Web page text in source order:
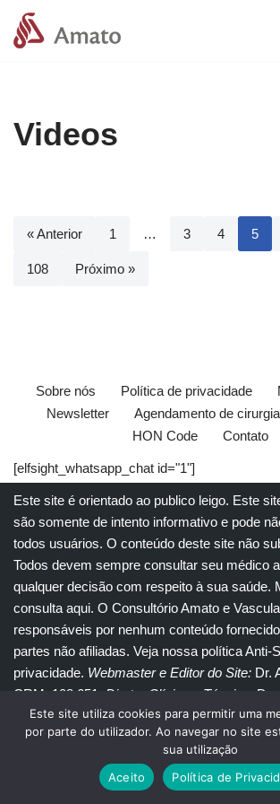
Pular
Videos
« Anterior 1 … 3 4 5
108 Próximo »
Sobre nós Política de privacidade
Newsletter
Agendamento de cirurgia
HON Code
Contato
[elfsight_whatsapp_chat id="1"]
Este site é orientado ao publico leigo. Este
são somente de intento informativo e pode
todos usuários. O conteúdo deste site não
Todos devem sempre consultar seu médico
qualquer decisão com respeito à sua saúde.
consulta aqui. O Consultório Amato e
responsáveis por nenhum conteúdo
partes não afiliadas. Veja nossa política Anti-
privacidade. Webmaster e Editor do Site: Dr.
CRM: 108.651
. Diretor Clínico e Técnico
:
CRM 30400 RTE 056950.
© Copyright 2023Amato Consultório
Este site utiliza cookies para permitir uma
por parte do utilizador. Ao navegar no site
sua utilização
Aceito
Política de